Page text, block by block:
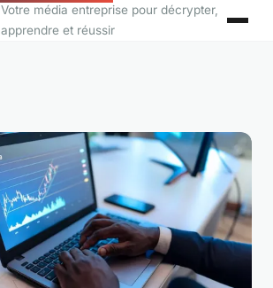
Votre média entreprise pour décrypter,
apprendre et réussir